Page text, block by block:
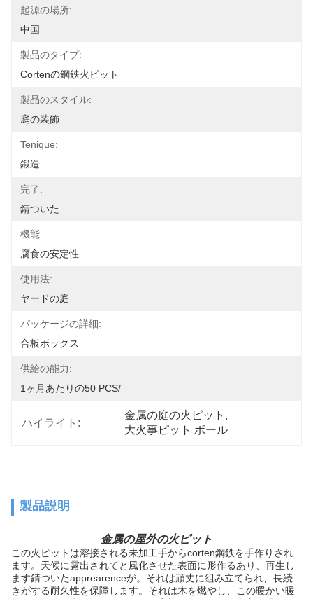
起源の場所:
中国
製品のタイプ:
Cortenの鋼鉄火ピット
製品のスタイル:
庭の装飾
Tenique:
鍛造
完了:
錆ついた
機能::
腐食の安定性
使用法:
ヤードの庭
パッケージの詳細:
合板ボックス
供給の能力:
1ヶ月あたりの50 PCS/
ハイライト:
金属の庭の火ピット ,
大火事ピット ボール
製品説明
金属の屋外の火ピット
この火ピットは溶接される未加工手からcorten鋼鉄を手作りされ
ます。天候に露出されてと風化させた表面に形作るあり、再生し
ます錆ついたapprearenceが。それは頑丈に組み立てられ、長続
きがする耐久性を保障します。それは木を燃やし、この暖かい暖